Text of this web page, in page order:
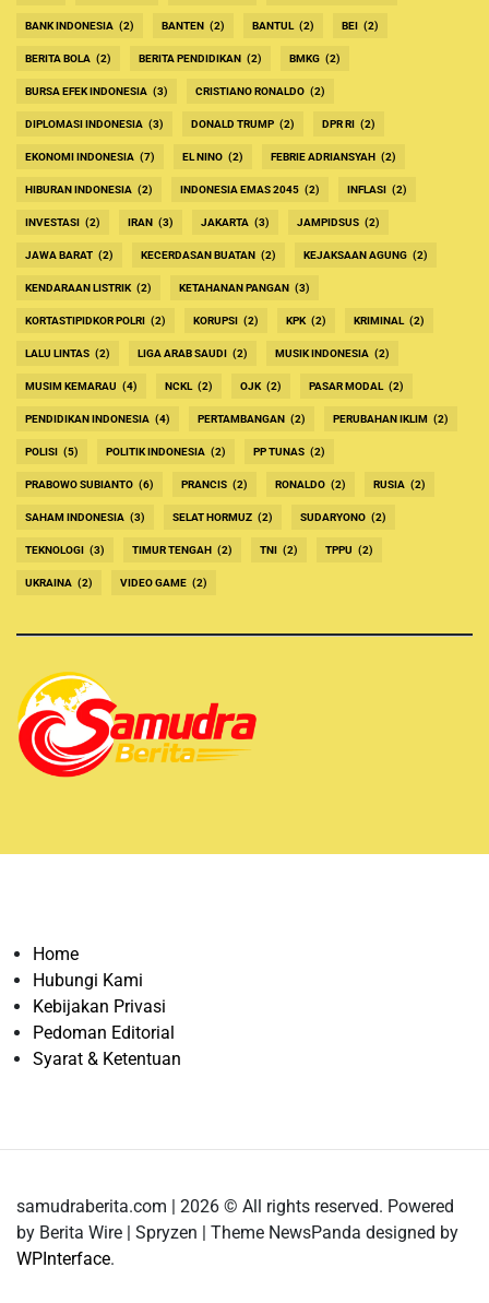
BANK INDONESIA (2) BANTEN (2) BANTUL (2) BEI (2)
BERITA BOLA (2) BERITA PENDIDIKAN (2) BMKG (2)
BURSA EFEK INDONESIA (3) CRISTIANO RONALDO (2)
DIPLOMASI INDONESIA (3) DONALD TRUMP (2) DPR RI (2)
EKONOMI INDONESIA (7) EL NINO (2) FEBRIE ADRIANSYAH (2)
HIBURAN INDONESIA (2) INDONESIA EMAS 2045 (2) INFLASI (2)
INVESTASI (2) IRAN (3) JAKARTA (3) JAMPIDSUS (2)
JAWA BARAT (2) KECERDASAN BUATAN (2) KEJAKSAAN AGUNG (2)
KENDARAAN LISTRIK (2) KETAHANAN PANGAN (3)
KORTASTIPIDKOR POLRI (2) KORUPSI (2) KPK (2) KRIMINAL (2)
LALU LINTAS (2) LIGA ARAB SAUDI (2) MUSIK INDONESIA (2)
MUSIM KEMARAU (4) NCKL (2) OJK (2) PASAR MODAL (2)
PENDIDIKAN INDONESIA (4) PERTAMBANGAN (2) PERUBAHAN IKLIM (2)
POLISI (5) POLITIK INDONESIA (2) PP TUNAS (2)
PRABOWO SUBIANTO (6) PRANCIS (2) RONALDO (2) RUSIA (2)
SAHAM INDONESIA (3) SELAT HORMUZ (2) SUDARYONO (2)
TEKNOLOGI (3) TIMUR TENGAH (2) TNI (2) TPPU (2)
UKRAINA (2) VIDEO GAME (2)
Home
Hubungi Kami
Kebijakan Privasi
Pedoman Editorial
Syarat & Ketentuan
samudraberita.com | 2026 © All rights reserved. Powered
by Berita Wire | Spryzen | Theme NewsPanda designed by
WPInterface.